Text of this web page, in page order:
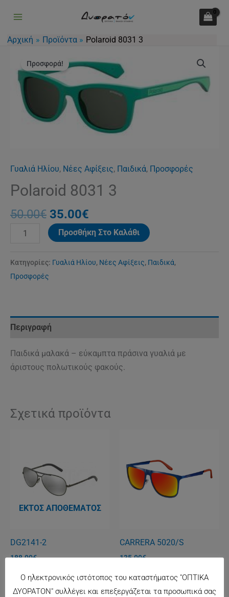
περιεχόμενο
Αρχική Προϊόντα Polaroid 8031 3
Προσφορά!
Γυαλιά Ηλίου, Νέες Αφίξεις, Παιδικά, Προσφορές
Polaroid 8031 3
50.00€
price
was:
50.00€.
35.00€
τρέχουσα
τιμή
είναι:
8031
ποσότητα
Προσθήκη Στο Καλάθι
Κατηγορίες: Γυαλιά Ηλίου, Νέες Αφίξεις, Παιδικά,
Προσφορές
Περιγραφή
Παιδικά μαλακά – εύκαμπτα πράσινα γυαλιά με
άριστους πολωτικούς φακούς.
Σχετικά προϊόντα
ΕΚΤΌΣ ΑΠΟΘΈΜΑΤΟΣ
DG2141-2
188.00€
CARRERA 5020/S
135.00€
Ο ηλεκτρονικός ιστότοπος του καταστήματος "ΟΠΤΙΚΑ
ΔΥΟΡΑΤΟΝ" συλλέγει και επεξεργάζεται τα προσωπικά σας
ποσότητα